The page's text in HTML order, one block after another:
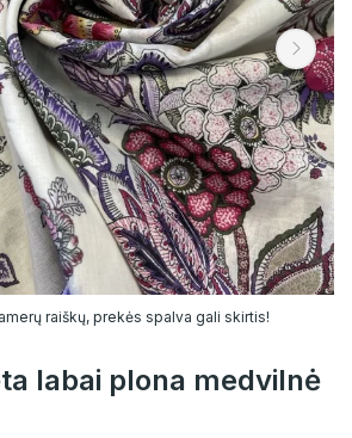
raiškų, prekės spalva gali skirtis!
labai plona medvilnė